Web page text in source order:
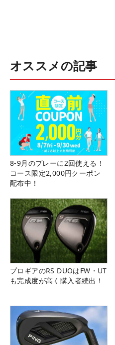
オススメの記事
8-9月のプレーに2回使える！
コース限定2,000円クーポン
配布中！
プロギアのRS DUOはFW・UT
も完成度が高く購入者続出！